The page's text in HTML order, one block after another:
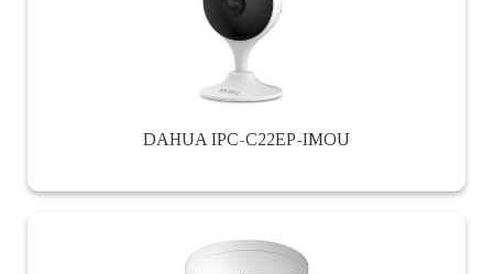
DAHUA IPC-C22EP-IMOU